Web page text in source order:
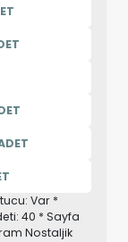
Var *
40 * Sayfa
Nostaljik